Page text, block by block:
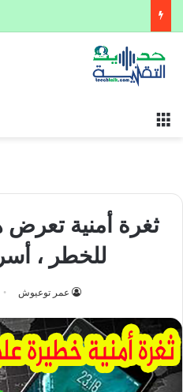
ثغرة أمنية
للخطر ،
عمر توعيوش